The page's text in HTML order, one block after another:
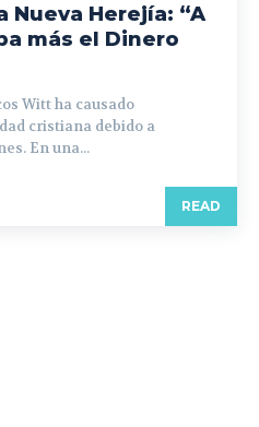
Nueva Herejía: “A
más el Dinero
Witt ha causado
cristiana debido a
En una...
READ